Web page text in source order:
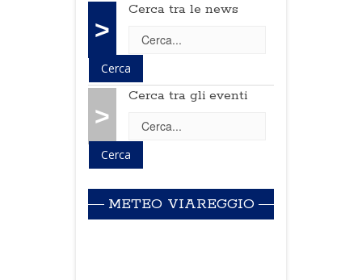
>
Cerca tra le news
>
Cerca tra gli eventi
METEO VIAREGGIO